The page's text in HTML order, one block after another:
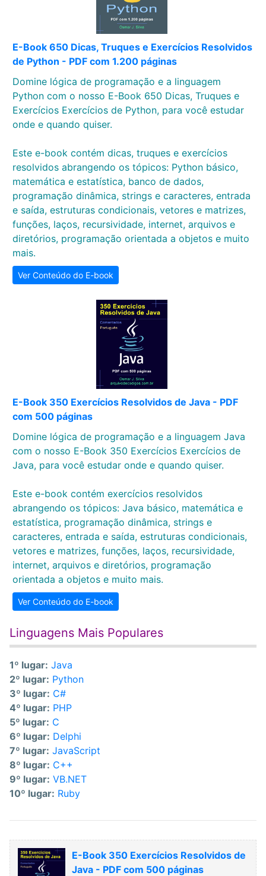
E-Book 650 Dicas, Truques e Exercícios Resolvidos
de Python - PDF com 1.200 páginas
Domine lógica de programação e a linguagem
Python com o nosso E-Book 650 Dicas, Truques e
Exercícios Exercícios de Python, para você estudar
onde e quando quiser.
Este e-book contém dicas, truques e exercícios
resolvidos abrangendo os tópicos: Python básico,
matemática e estatística, banco de dados,
programação dinâmica, strings e caracteres, entrada
e saída, estruturas condicionais, vetores e matrizes,
funções, laços, recursividade, internet, arquivos e
diretórios, programação orientada a objetos e muito
mais.
Ver Conteúdo do E-book
E-Book 350 Exercícios Resolvidos de Java - PDF
com 500 páginas
Domine lógica de programação e a linguagem Java
com o nosso E-Book 350 Exercícios Exercícios de
Java, para você estudar onde e quando quiser.
Este e-book contém exercícios resolvidos
abrangendo os tópicos: Java básico, matemática e
estatística, programação dinâmica, strings e
caracteres, entrada e saída, estruturas condicionais,
vetores e matrizes, funções, laços, recursividade,
internet, arquivos e diretórios, programação
orientada a objetos e muito mais.
Ver Conteúdo do E-book
Linguagens Mais Populares
1º lugar: Java
2º lugar: Python
3º lugar: C#
4º lugar: PHP
5º lugar: C
6º lugar: Delphi
7º lugar: JavaScript
8º lugar: C++
9º lugar: VB.NET
10º lugar: Ruby
E-Book 350 Exercícios Resolvidos de
Java - PDF com 500 páginas